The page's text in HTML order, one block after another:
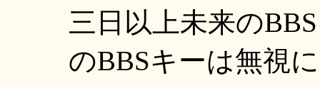
三日以上未来の
のBBSキーは無視